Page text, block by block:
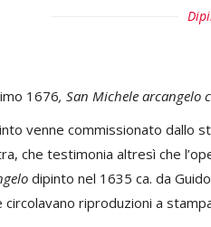
1676, San Michele arcangelo
venne commissionato dallo
che testimonia altresì che
dipinto nel 1635 ca. da
circolavano riproduzioni a